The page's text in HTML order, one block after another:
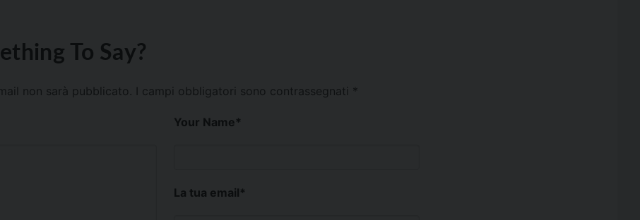
To Say?
non sarà pubblicato. I campi obbligatori sono contrassegnati *
Your Name*
La tua email*